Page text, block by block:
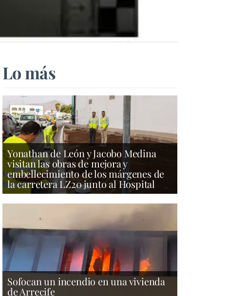
Lo más
Yonathan de León y Jacobo Medina
visitan las obras de mejora y
embellecimiento de los márgenes de
la carretera LZ20 junto al Hospital
Sofocan un incendio en una vivienda
de Arrecife